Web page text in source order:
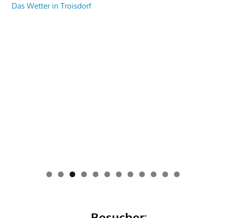
Das Wetter in Troisdorf
0 1 2